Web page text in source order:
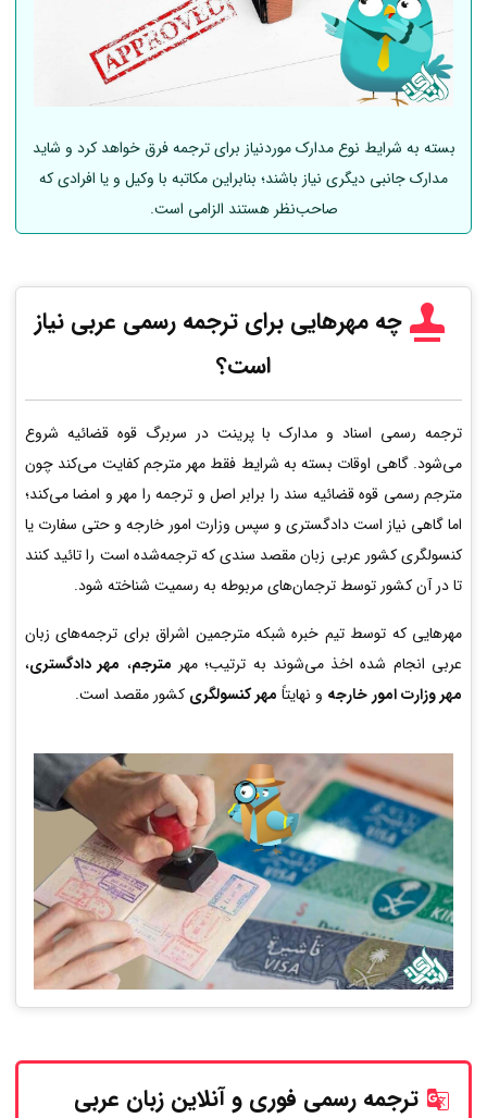
بسته به شرایط نوع مدارک موردنیاز برای ترجمه فرق خواهد کرد و شاید
مدارک جانبی دیگری نیاز باشند؛ بنابراین مکاتبه با وکیل و یا افرادی که
صاحب‌نظر هستند الزامی است.
چه مهرهایی برای ترجمه رسمی عربی نیاز
است؟
ترجمه رسمی اسناد و مدارک با پرینت در سربرگ قوه قضائیه شروع
می‌شود. گاهی اوقات بسته به شرایط فقط مهر مترجم کفایت می‌کند چون
مترجم رسمی قوه قضائیه سند را برابر اصل و ترجمه را مهر و امضا می‌کند؛
اما گاهی نیاز است دادگستری و سپس وزارت امور خارجه و حتی سفارت یا
کنسولگری کشور عربی زبان مقصد سندی که ترجمه‌شده است را تائید کنند
تا در آن کشور توسط ترجمان‌های مربوطه به رسمیت شناخته شود.
مهرهایی که توسط تیم خبره شبکه مترجمین اشراق برای ترجمه‌های زبان
عربی انجام شده اخذ می‌شوند به ترتیب؛ مهر مترجم، مهر دادگستری،
مهر وزارت امور خارجه و نهایتاً مهر کنسولگری کشور مقصد است.
ترجمه رسمی فوری و آنلاین زبان عربی